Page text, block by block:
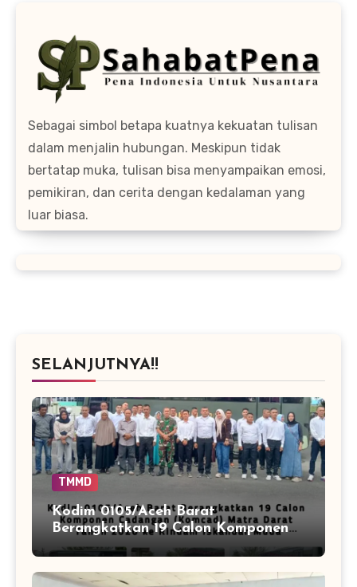
Sebagai simbol betapa kuatnya kekuatan tulisan
dalam menjalin hubungan. Meskipun tidak
bertatap muka, tulisan bisa menyampaikan emosi,
pemikiran, dan cerita dengan kedalaman yang
luar biasa.
SELANJUTNYA!!
TMMD
Kodim 0105/Aceh Barat
Berangkatkan 19 Calon Komponen
Cadangan (Komcad) Matra Darat
Tahun 2026 ke Rindam Iskandar
Muda